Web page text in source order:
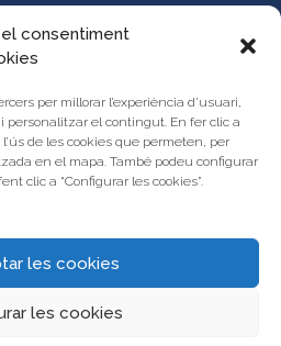
consentiment
per millorar l’experiència d’usuari,
el contingut. En fer clic a
de les cookies que permeten, per
en el mapa. També podeu configurar
clic a “Configurar les cookies”.
les cookies
les cookies
al Portal d’Activitats Educatives de